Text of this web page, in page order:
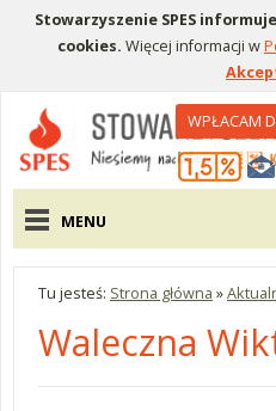
Stowarzyszenie SPES
cookies. Więcej informacji w
Menu pomocniczeWPŁACAM
Menu główne
MENU
Tu jesteś: Strona główna »
Waleczna